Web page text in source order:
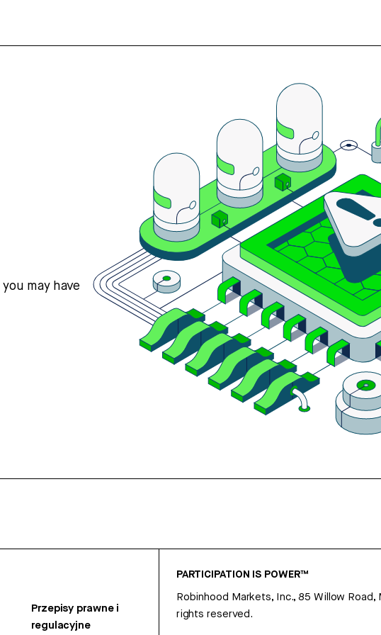
may have
Przepisy prawne i
regulacyjne
PARTICIPATION IS POWER™
Robinhood Markets, Inc., 85 Willow
rights reserved.